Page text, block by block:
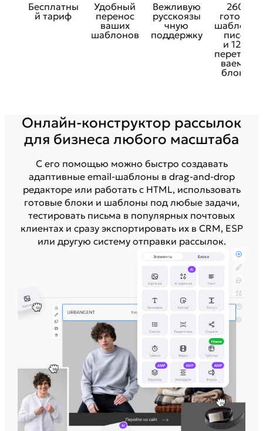
Бесплатны
й тариф
Удобный
перенос
ваших
шаблонов
Вежливую
русскоязы
чную
поддержку
260+
готовых
шаблонов
писем
и 120+
перетаски
ваемых
блоков
Онлайн-конструктор рассылок
для бизнеса любого масштаба
С его помощью можно быстро создавать
адаптивные email-шаблоны в drag-and-drop
редакторе или работать с HTML, использовать
готовые блоки и шаблоны под любые задачи,
тестировать письма в популярных почтовых
клиентах и сразу экспортировать их в CRM, ESP
или другую систему отправки рассылок.